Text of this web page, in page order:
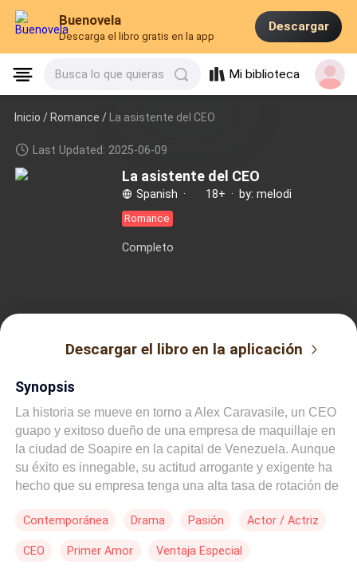
Buenovela
Descarga el libro gratis en la app
Descargar
Busca lo que quieras Mi biblioteca
Inicio /Romance / La asistente del CEO
Last Updated: 2025-06-09
La asistente del CEO
Spanish · 18+ · by: melodi
Romance
Completo
Descargar el libro en la aplicación
Synopsis
La historia se mueve en torno a Alex Caravasile, un CEO
guapo y exitoso dueño de una empresa de maquillaje en
la ciudad de Soapire en la capital de Venezuela. Aunque
su éxito es innegable, su actitud arrogante y exigente ha
hecho que su empresa tenga una alta tasa de rotación de
varios candidatos, Recursos Humanos decide contratar a
alguna como asistente personal ya que es graduada con
Contemporánea Drama Pasión Actor / Actriz
CEO Primer Amor Ventaja Especial